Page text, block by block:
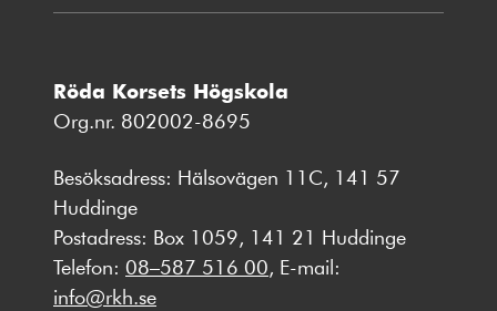
Röda Korsets Högskola
Org.nr. 802002-8695
Besöksadress: Hälsovägen 11C, 141 57
Huddinge
Postadress: Box 1059, 141 21 Huddinge
Telefon: 08–587 516 00, E-mail:
info@rkh.se